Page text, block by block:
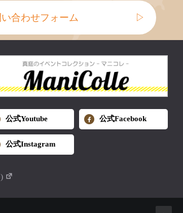
合わせフォーム ▷
公式Youtube 公式Facebook
公式Instagram